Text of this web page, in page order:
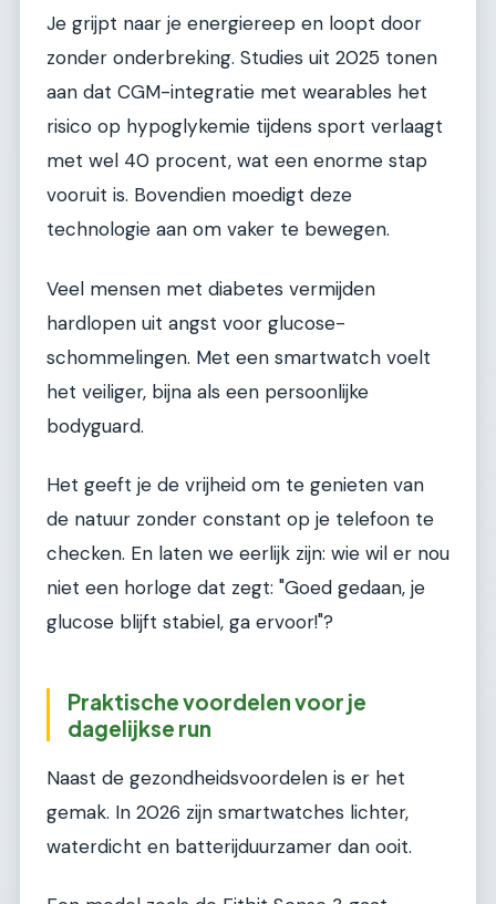
Je grijpt naar je energiereep en loopt door
zonder onderbreking. Studies uit 2025 tonen
aan dat CGM-integratie met wearables het
risico op hypoglykemie tijdens sport verlaagt
met wel 40 procent, wat een enorme stap
vooruit is. Bovendien moedigt deze
technologie aan om vaker te bewegen.
Veel mensen met diabetes vermijden
hardlopen uit angst voor glucose-
schommelingen. Met een smartwatch voelt
het veiliger, bijna als een persoonlijke
bodyguard.
Het geeft je de vrijheid om te genieten van
de natuur zonder constant op je telefoon te
checken. En laten we eerlijk zijn: wie wil er nou
niet een horloge dat zegt: "Goed gedaan, je
glucose blijft stabiel, ga ervoor!"?
Praktische voordelen voor je
dagelijkse run
Naast de gezondheidsvoordelen is er het
gemak. In 2026 zijn smartwatches lichter,
waterdicht en batterijduurzamer dan ooit.